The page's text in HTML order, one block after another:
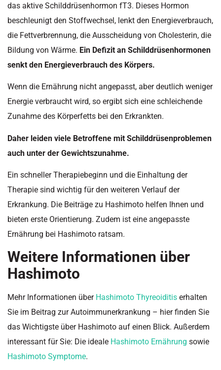
das aktive Schilddrüsenhormon fT3. Dieses Hormon
beschleunigt den Stoffwechsel, lenkt den Energieverbrauch,
die Fettverbrennung, die Ausscheidung von Cholesterin, die
Bildung von Wärme. Ein Defizit an Schilddrüsenhormonen
senkt den Energieverbrauch des Körpers.
Wenn die Ernährung nicht angepasst, aber deutlich weniger
Energie verbraucht wird, so ergibt sich eine schleichende
Zunahme des Körperfetts bei den Erkrankten.
Daher leiden viele Betroffene mit Schilddrüsenproblemen
auch unter der Gewichtszunahme.
Ein schneller Therapiebeginn und die Einhaltung der
Therapie sind wichtig für den weiteren Verlauf der
Erkrankung. Die Beiträge zu Hashimoto helfen Ihnen und
bieten erste Orientierung. Zudem ist eine angepasste
Ernährung bei Hashimoto ratsam.
Weitere Informationen über
Hashimoto
Mehr Informationen über Hashimoto Thyreoiditis erhalten
Sie im Beitrag zur Autoimmunerkrankung – hier finden Sie
das Wichtigste über Hashimoto auf einen Blick. Außerdem
interessant für Sie: Die ideale Hashimoto Ernährung sowie
Hashimoto Symptome.